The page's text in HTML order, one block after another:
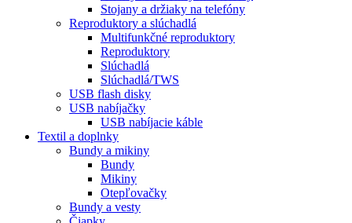
Stojany a držiaky na telefóny
Reproduktory a slúchadlá
Multifunkčné reproduktory
Reproduktory
Slúchadlá
Slúchadlá/TWS
USB flash disky
USB nabíjačky
USB nabíjacie káble
Textil a doplnky
Bundy a mikiny
Bundy
Mikiny
Otepľovačky
Bundy a vesty